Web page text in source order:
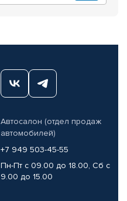
Автосалон (отдел продаж
автомобилей)
+7 949 503-45-55
Пн-Пт с 09.00 до 18.00, Сб с
9.00 до 15.00